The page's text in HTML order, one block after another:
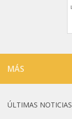
MÁS
ÚLTIMAS NOTICIAS